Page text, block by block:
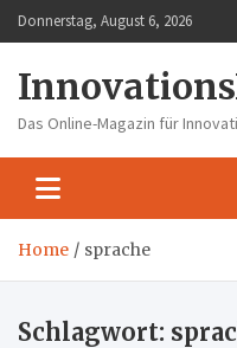
Skip
to
Donnerstag, August 6, 2026
Das Online-Magazin für
Home sprache
Schlagwort: